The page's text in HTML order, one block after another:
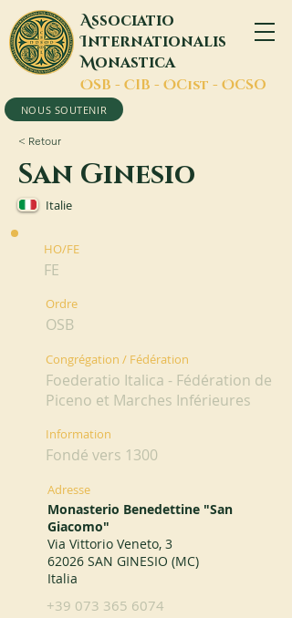
Associatio
Internationalis
Monastica
OSB - CIB - OCist - OCSO
NOUS SOUTENIR
< Retour
San Ginesio
Italie
HO/FE
FE
Ordre
OSB
Congrégation / Fédération
Foederatio Italica - Fédération de
Piceno et Marches Inférieures
Information
Fondé vers 1300
Adresse
Monasterio Benedettine "San
Giacomo"
Via Vittorio Veneto, 3
62026 SAN GINESIO (MC)
Italia
+39 073 365 6074